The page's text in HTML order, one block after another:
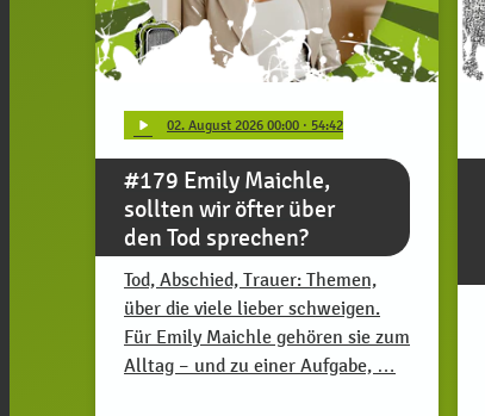
play_arrow 02. August 2026 00:00 · 54:42
#179 Emily Maichle,
sollten wir öfter über
den Tod sprechen?
Tod, Abschied, Trauer: Themen,
über die viele lieber schweigen.
Für Emily Maichle gehören sie zum
Alltag – und zu einer Aufgabe, …